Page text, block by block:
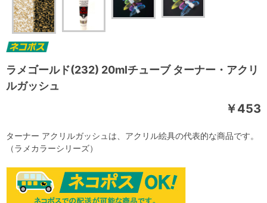
ラメゴールド(232) 20mlチューブ ターナー・アクリ
ルガッシュ
￥453
ターナー アクリルガッシュは、アクリル絵具の代表的な商品です。
（ラメカラーシリーズ）